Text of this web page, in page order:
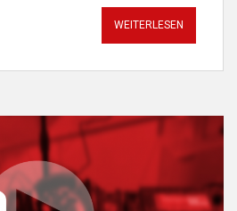
WEITERLESEN